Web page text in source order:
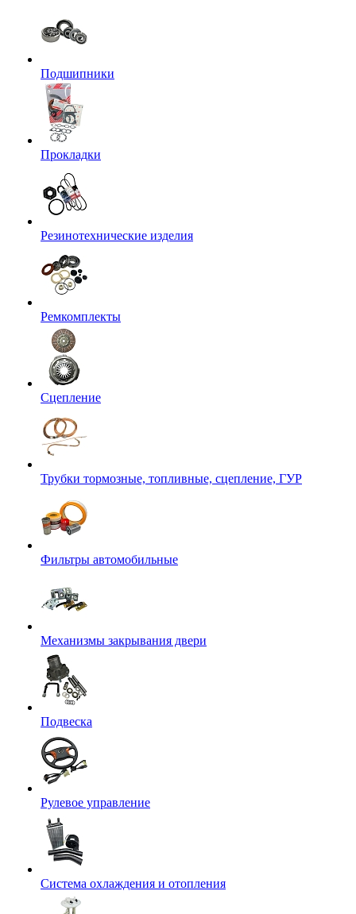
Подшипники
Прокладки
Резинотехнические изделия
Ремкомплекты
Сцепление
Трубки тормозные, топливные, сцепление, ГУР
Фильтры автомобильные
Механизмы закрывания двери
Подвеска
Рулевое управление
Система охлаждения и отопления